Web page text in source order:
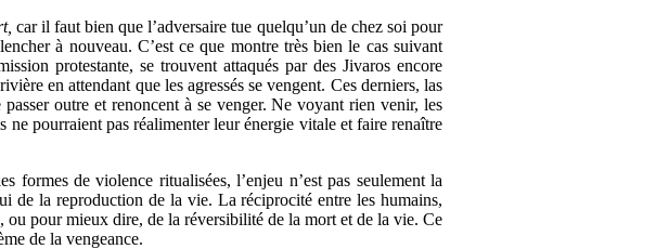
car il faut bien que l’adversaire tue quelqu’un de chez soi pour
à nouveau. C’est ce que montre très bien le cas suivant
protestante, se trouvent attaqués par des Jivaros encore
en attendant que les agressés se vengent. Ces derniers, las
outre et renoncent à se venger. Ne voyant rien venir, les
ne pourraient pas réalimenter leur énergie vitale et faire renaître
formes de violence ritualisées, l’enjeu n’est pas seulement la
de la reproduction de la vie. La réciprocité entre les humains,
ou pour mieux dire, de la réversibilité de la mort et de la vie. Ce
de la vengeance.